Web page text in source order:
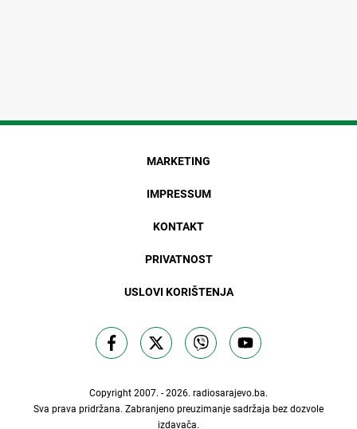
MARKETING
IMPRESSUM
KONTAKT
PRIVATNOST
USLOVI KORIŠTENJA
Copyright 2007. - 2026. radiosarajevo.ba.
Sva prava pridržana. Zabranjeno preuzimanje sadržaja bez dozvole
izdavača.